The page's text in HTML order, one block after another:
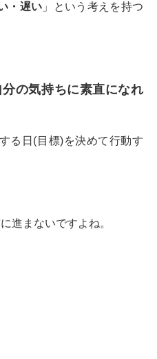
・遅い 」という考えを持つ
の気持ちに素直になれ
る日(目標)を決めて行動す
進まないですよね。